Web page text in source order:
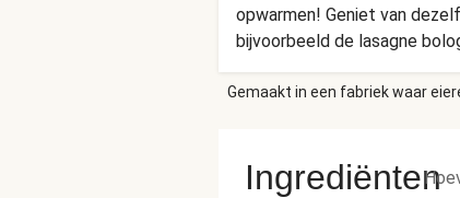
opwarmen! Geniet van
bijvoorbeeld de lasagne
Gemaakt in een fabriek waar
Ingrediënten